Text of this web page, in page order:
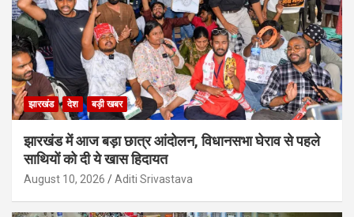
झारखंड देश बड़ी खबर
झारखंड में आज बड़ा छात्र आंदोलन, विधानसभा घेराव से पहले
साथियों को दी ये खास हिदायत
August 10, 2026 Aditi Srivastava